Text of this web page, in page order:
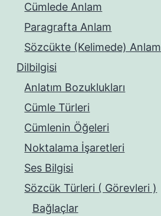
Cümlede Anlam
Paragrafta Anlam
Sözcükte (Kelimede) Anlam
Dilbilgisi
Anlatım Bozuklukları
Cümle Türleri
Cümlenin Öğeleri
Noktalama İşaretleri
Ses Bilgisi
Sözcük Türleri ( Görevleri )
Bağlaçlar